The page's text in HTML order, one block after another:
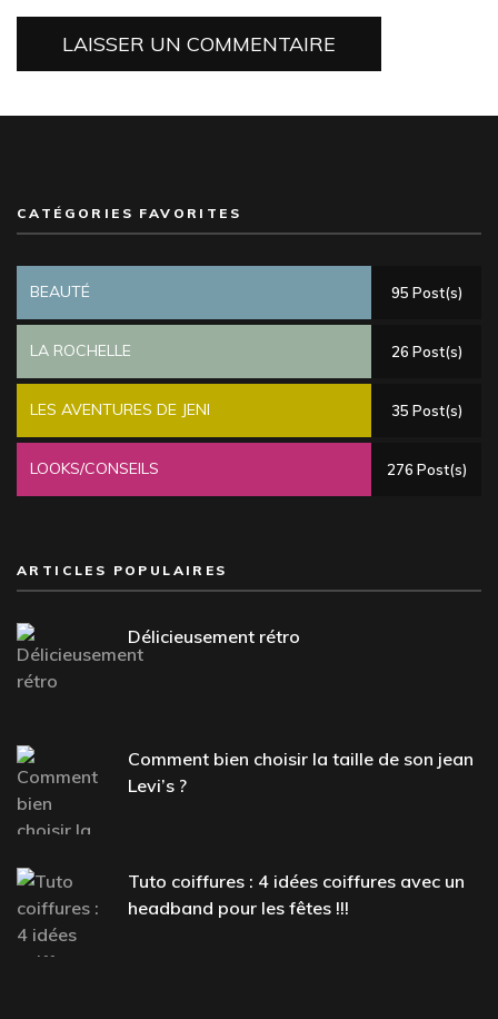
CATÉGORIES FAVORITES
BEAUTÉ 95 Post(s)
LA ROCHELLE 26 Post(s)
LES AVENTURES DE JENI 35 Post(s)
LOOKS/CONSEILS 276 Post(s)
ARTICLES POPULAIRES
Délicieusement rétro
Comment bien choisir la taille de son jean
Levi’s ?
Tuto coiffures : 4 idées coiffures avec un
headband pour les fêtes !!!